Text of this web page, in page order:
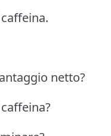
netto?